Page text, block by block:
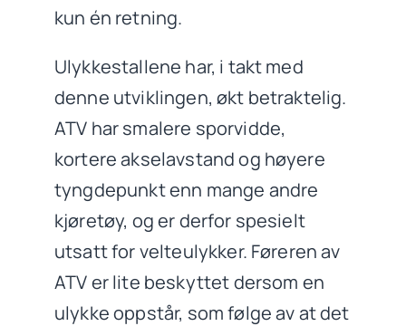
kun én retning.
Ulykkestallene har, i takt med
denne utviklingen, økt betraktelig.
ATV har smalere sporvidde,
kortere akselavstand og høyere
tyngdepunkt enn mange andre
kjøretøy, og er derfor spesielt
utsatt for velteulykker. Føreren av
ATV er lite beskyttet dersom en
ulykke oppstår, som følge av at det